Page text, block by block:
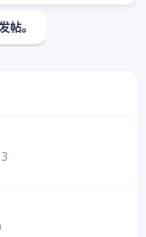
帖。